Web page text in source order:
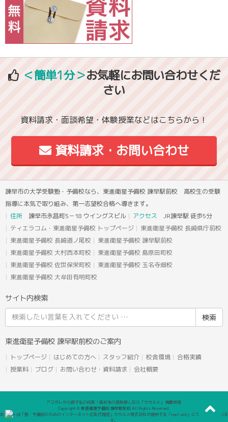
＜簡単1分＞お気軽にお問い合わせくだ
さい
資料請求・面談希望・体験授業などはこちらから！
資料請求・お問い合わせ
諫早市の大学受験塾・予備校なら、東進衛星予備校 諫早駅前校 高校生の受験
指導に本気で取り組み、第一志望校合格へ導きます。
住所 諫早市永昌町5－18 ウイングスビル アクセス JR諫早駅 徒歩5分
ティエラコム・東進衛星予備校 トップページ
東進衛星予備校 長崎県庁前校
東進衛星予備校 長崎道ノ尾校
東進衛星予備校 諫早駅前校
東進衛星予備校 大村西本町校
東進衛星予備校 島原田町校
東進衛星予備校 佐世保栄町校
東進衛星予備校 玉名寺畑校
東進衛星予備校 大牟田有明町校
サイト内検索
索
結
東進衛星予備校 諫早駅前校のご案内
トップページ はじめての方へ スタッフ紹介 校舎環境
合格実績
授業料
ブログ お問い合わせ・資料請求 会社概要
アコガレから探す私の将来！高校生の進路探しなら「ウカルメ」 掲載教室
Copyright © 東進衛星予備校 諫早駅前校 All Rights Reserved.
本サイトは「塾・予備校のためのインターネット広告代理店」ウカルメ株式会社が提供する「mapl web」にて運営しておりま
す。